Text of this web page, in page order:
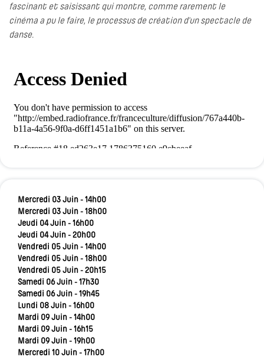
fascinant et saisissant qui montre, comme rarement le
cinéma a pu le faire, le processus de création d’un spectacle de
danse.
Mercredi 03 Juin - 14h00
Mercredi 03 Juin - 18h00
Jeudi 04 Juin - 16h00
Jeudi 04 Juin - 20h00
Vendredi 05 Juin - 14h00
Vendredi 05 Juin - 18h00
Vendredi 05 Juin - 20h15
Samedi 06 Juin - 17h30
Samedi 06 Juin - 19h45
Lundi 08 Juin - 16h00
Mardi 09 Juin - 14h00
Mardi 09 Juin - 16h15
Mardi 09 Juin - 19h00
Mercredi 10 Juin - 17h00